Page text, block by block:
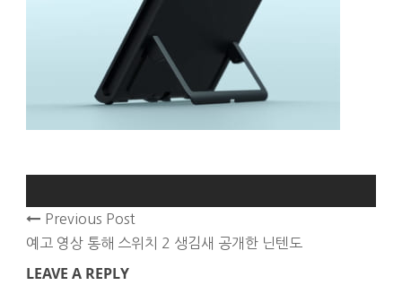
Previous Post
예고 영상 통해 스위치 2 생김새 공개한 닌텐도
LEAVE A REPLY